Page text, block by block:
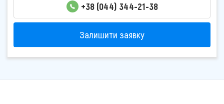
+38 (044) 344-21-38
Залишити заявку